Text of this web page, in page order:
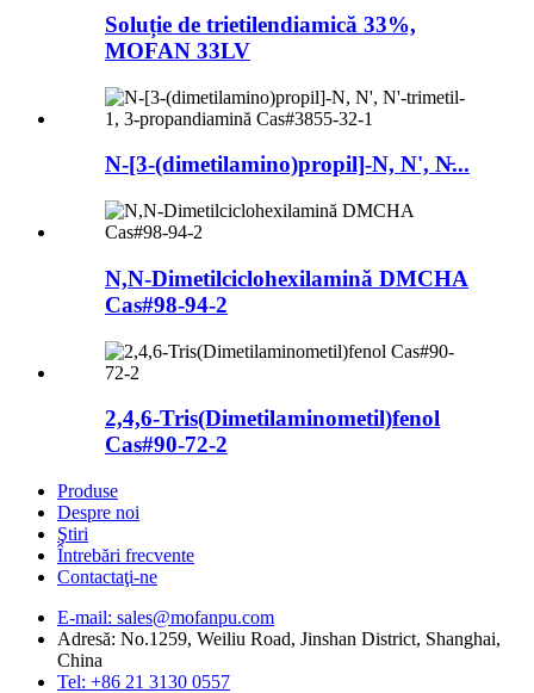
Soluție de trietilendiamică 33%,
MOFAN 33LV
N-[3-(dimetilamino)propil]-N, N', N̵...
N,N-Dimetilciclohexilamină DMCHA
Cas#98-94-2
2,4,6-Tris(Dimetilaminometil)fenol
Cas#90-72-2
Produse
Despre noi
Ştiri
Întrebări frecvente
Contactaţi-ne
E-mail: sales@mofanpu.com
Adresă: No.1259, Weiliu Road, Jinshan District, Shanghai,
China
Tel: +86 21 3130 0557